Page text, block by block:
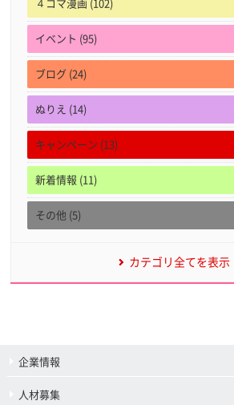
４コマ漫画 (102)
イベント (95)
ブログ (24)
ぬりえ (14)
キャンペーン (13)
新着情報 (11)
その他 (5)
カテゴリ全てを表示
企業情報
人材募集